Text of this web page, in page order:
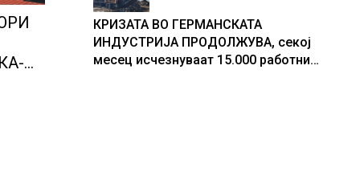
КРИЗАТА ВО ГЕРМАНСКАТА
ИНДУСТРИЈА ПРОДОЛЖУВА, секој
месец исчезнуваат 15.000 работни